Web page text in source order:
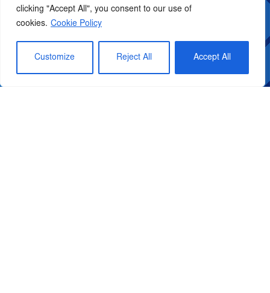
clicking "Accept All", you consent to our use of
cookies. Cookie Policy
Customize Reject All Accept All